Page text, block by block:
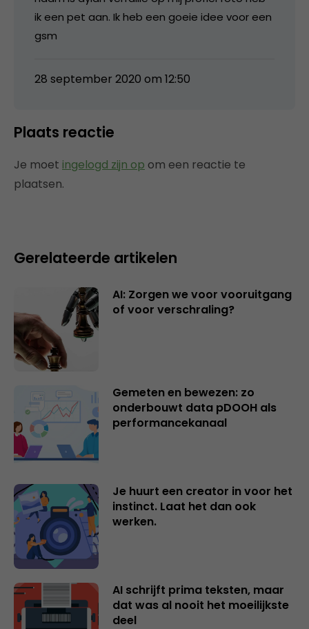
ik een pet aan. Ik heb een goeie idee voor een
gsm
28 september 2020 om 12:50
Plaats reactie
Je moet ingelogd zijn op om een reactie te
plaatsen.
Gerelateerde artikelen
AI: Zorgen we voor vooruitgang
of voor verschraling?
Gemeten en bewezen: zo
onderbouwt data pDOOH als
performancekanaal
Je huurt een creator in voor het
instinct. Laat het dan ook
werken.
AI schrijft prima teksten, maar
dat was al nooit het moeilijkste
deel